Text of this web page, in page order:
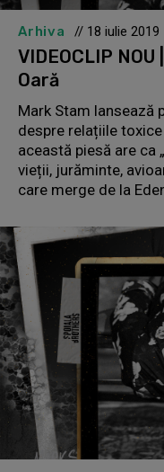
Arhiva // 18 iulie 2019
VIDEOCLIP
Oară
Mark Stam lansează
despre relațiile
această piesă are ca
vieții, jurăminte,
care merge de la